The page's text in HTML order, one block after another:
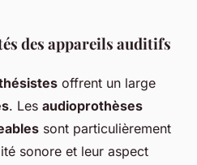
des appareils auditifs
offrent un large
. Les audioprothèses
sont particulièrement
sonore et leur aspect